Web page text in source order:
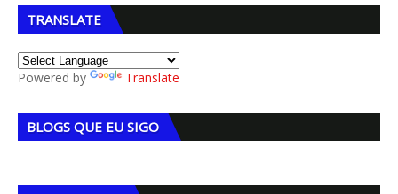
TRANSLATE
Powered by Translate
BLOGS QUE EU SIGO